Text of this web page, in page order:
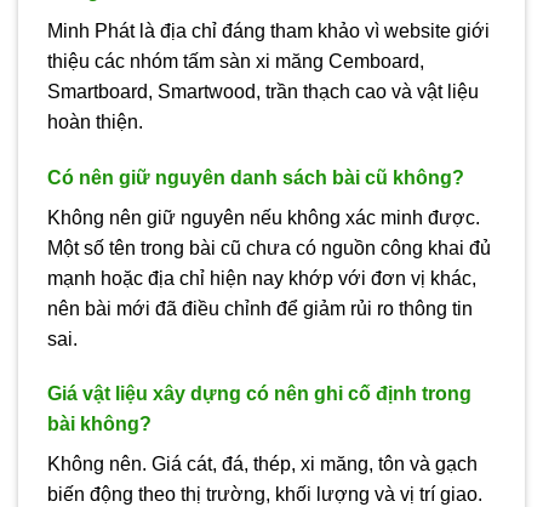
Minh Phát là địa chỉ đáng tham khảo vì website giới
thiệu các nhóm tấm sàn xi măng Cemboard,
Smartboard, Smartwood, trần thạch cao và vật liệu
hoàn thiện.
Có nên giữ nguyên danh sách bài cũ không?
Không nên giữ nguyên nếu không xác minh được.
Một số tên trong bài cũ chưa có nguồn công khai đủ
mạnh hoặc địa chỉ hiện nay khớp với đơn vị khác,
nên bài mới đã điều chỉnh để giảm rủi ro thông tin
sai.
Giá vật liệu xây dựng có nên ghi cố định trong
bài không?
Không nên. Giá cát, đá, thép, xi măng, tôn và gạch
biến động theo thị trường, khối lượng và vị trí giao.